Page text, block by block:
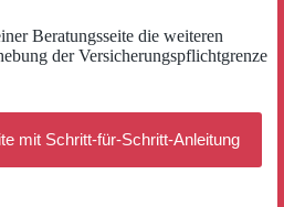
Beratungsseite die weiteren
der Versicherungspflichtgrenze
mit Schritt-für-Schritt-Anleitung